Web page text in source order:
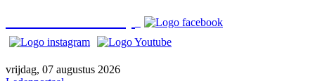
vrijdag, 07 augustus 2026